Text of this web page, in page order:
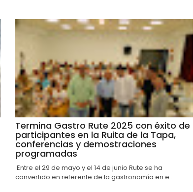
Termina Gastro Rute 2025 con éxito de
participantes en la Ruita de la Tapa,
conferencias y demostraciones
programadas
Entre el 29 de mayo y el 14 de junio Rute se ha
convertido en referente de la gastronomía en e...